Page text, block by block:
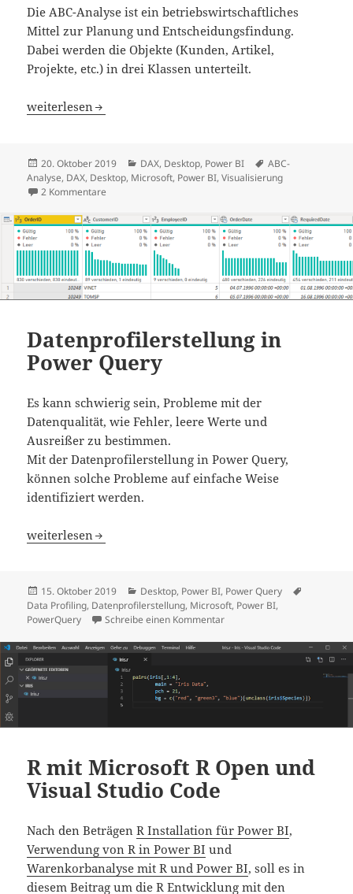
Die ABC-Analyse ist ein betriebswirtschaftliches
Mittel zur Planung und Entscheidungsfindung.
Dabei werden die Objekte (Kunden, Artikel,
Projekte, etc.) in drei Klassen unterteilt.
Dynamische ABC-Analyse mit DAX
weiterlesen
Veröffentlicht
am
20. Oktober 2019 Kategorien
DAX, Desktop, Power BI Schlagwörter
ABC-
Analyse, DAX, Desktop, Microsoft, Power BI,Visualisierung
2 Kommentare
Datenprofilerstellung in
Power Query
Es kann schwierig sein, Probleme mit der
Datenqualität, wie Fehler, leere Werte und
Ausreißer zu bestimmen.
Mit der Datenprofilerstellung in Power Query,
können solche Probleme auf einfache Weise
identifiziert werden.
Datenprofilerstellung in Power Query
weiterlesen
Veröffentlicht
am
15. Oktober 2019 Kategorien
Desktop, Power BI, Power Query
Data Profiling, Datenprofilerstellung, Microsoft, Power BI,
PowerQuery
Schreibe einen Kommentarzu Datenprofilerstellung in
R mit Microsoft R Open und
Visual Studio Code
Nach den BeträgenR Installation für Power BI,
Verwendung von R in Power BI und
Warenkorbanalyse mit R und Power BI, soll es in
diesem Beitrag um die R Entwicklung mit den